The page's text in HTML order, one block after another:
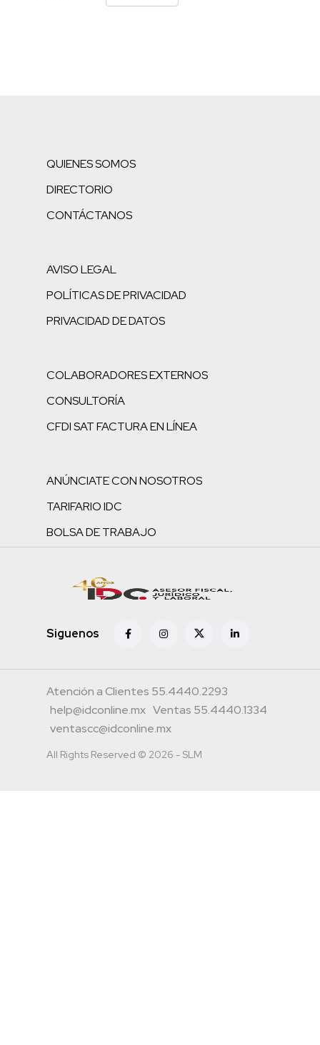
QUIENES SOMOS
DIRECTORIO
CONTÁCTANOS
AVISO LEGAL
POLÍTICAS DE PRIVACIDAD
PRIVACIDAD DE DATOS
COLABORADORES EXTERNOS
CONSULTORÍA
CFDI SAT FACTURA EN LÍNEA
ANÚNCIATE CON NOSOTROS
TARIFARIO IDC
BOLSA DE TRABAJO
Siguenos
Atención a Clientes 55.4440.2293
help@idconline.mx Ventas 55.4440.1334
ventascc@idconline.mx
All Rights Reserved © 2026 - SLM